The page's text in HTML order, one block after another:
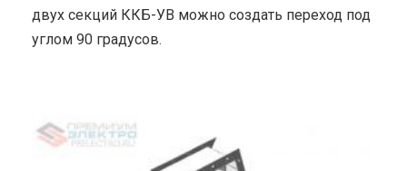
двух секций ККБ-УВ можно создать переход под
углом 90 градусов.